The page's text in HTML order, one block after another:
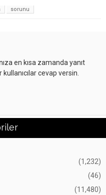
sorunu
en kısa zamanda yanıt
cevap versin.
(1,232)
(46)
(11,480)